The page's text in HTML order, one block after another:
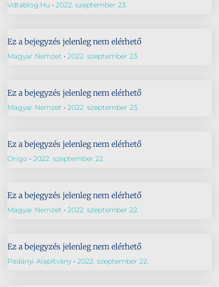
Vdtablog.hu 2022. szeptember 23.
Ez a bejegyzés jelenleg nem elérhető
Magyar Nemzet 2022. szeptember 23.
Ez a bejegyzés jelenleg nem elérhető
Magyar Nemzet 2022. szeptember 23.
Ez a bejegyzés jelenleg nem elérhető
Origo 2022. szeptember 22.
Ez a bejegyzés jelenleg nem elérhető
Magyar Nemzet 2022. szeptember 22.
Ez a bejegyzés jelenleg nem elérhető
Padányi Alapítvány 2022. szeptember 22.